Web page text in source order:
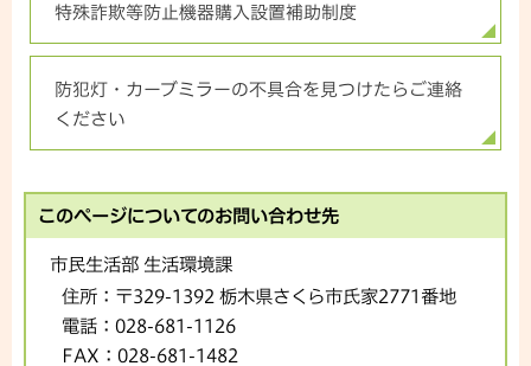
特殊詐欺等防止機器購入設置補助制度
防犯灯・カーブミラーの不具合を見つけたらご連絡
ください
このページについてのお問い合わせ先
市民生活部 生活環境課
住所： 〒329-1392 栃木県さくら市氏家2771番地
電話： 028-681-1126
FAX： 028-681-1482